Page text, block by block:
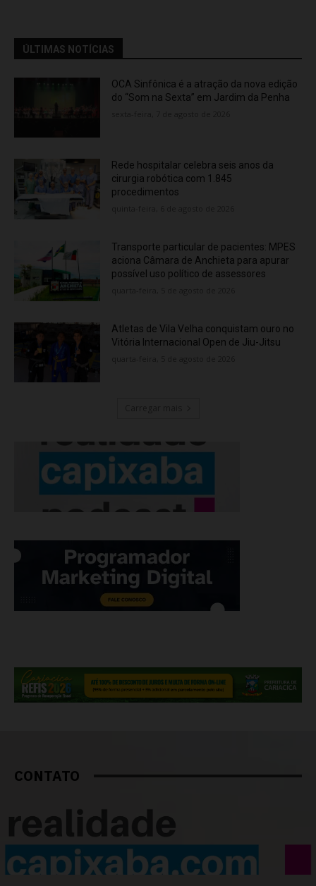
ÚLTIMAS NOTÍCIAS
OCA Sinfônica é a atração da nova edição
do “Som na Sexta” em Jardim da Penha
Rede hospitalar celebra seis anos da
cirurgia robótica com 1.845
procedimentos
Transporte particular de pacientes: MPES
aciona Câmara de Anchieta para apurar
possível uso político de assessores
Atletas de Vila Velha conquistam ouro no
Vitória Internacional Open de Jiu-Jitsu
CONTATO